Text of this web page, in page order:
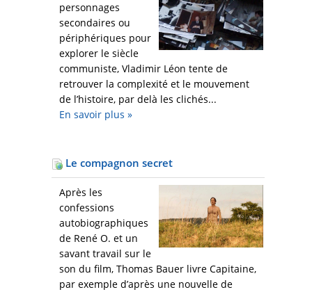
personnages
secondaires ou
périphériques pour
explorer le siècle
communiste, Vladimir Léon tente de
retrouver la complexité et le mouvement
de l’histoire, par delà les clichés...
En savoir plus »
Le compagnon secret
Après les
confessions
autobiographiques
de René O. et un
savant travail sur le
son du film, Thomas Bauer livre Capitaine,
par exemple d’après une nouvelle de